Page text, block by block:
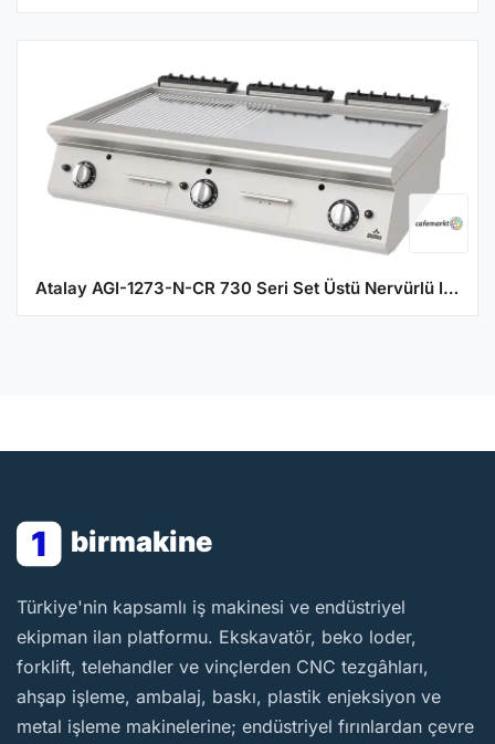
Atalay AGI-1273-N-CR 730 Seri Set Üstü Nervürlü Izgara, 120x73x30 cm, Krom, Doğalgazlı
1 birmakine
BirMakine
Türkiye'nin kapsamlı iş makinesi ve endüstriyel
ekipman ilan platformu. Ekskavatör, beko loder,
forklift, telehandler ve vinçlerden CNC tezgâhları,
ahşap işleme, ambalaj, baskı, plastik enjeksiyon ve
metal işleme makinelerine; endüstriyel fırınlardan çevre